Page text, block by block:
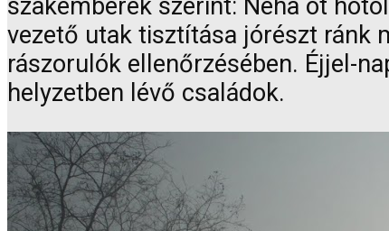
szakemberek szerint: Néha öt
vezető utak tisztítása jórészt ránk
rászorulók ellenőrzésében. Éjjel-
helyzetben lévő családok.